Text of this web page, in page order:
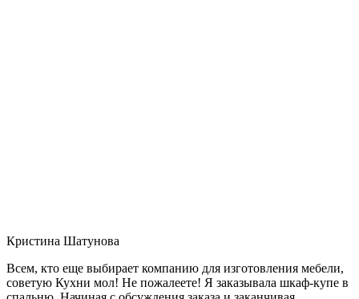
Кристина Шатунова
Всем, кто еще выбирает компанию для изготовления мебели,
советую Кухни мол! Не пожалеете! Я заказывала шкаф-купе в